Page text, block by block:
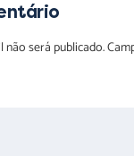
não será publicado.